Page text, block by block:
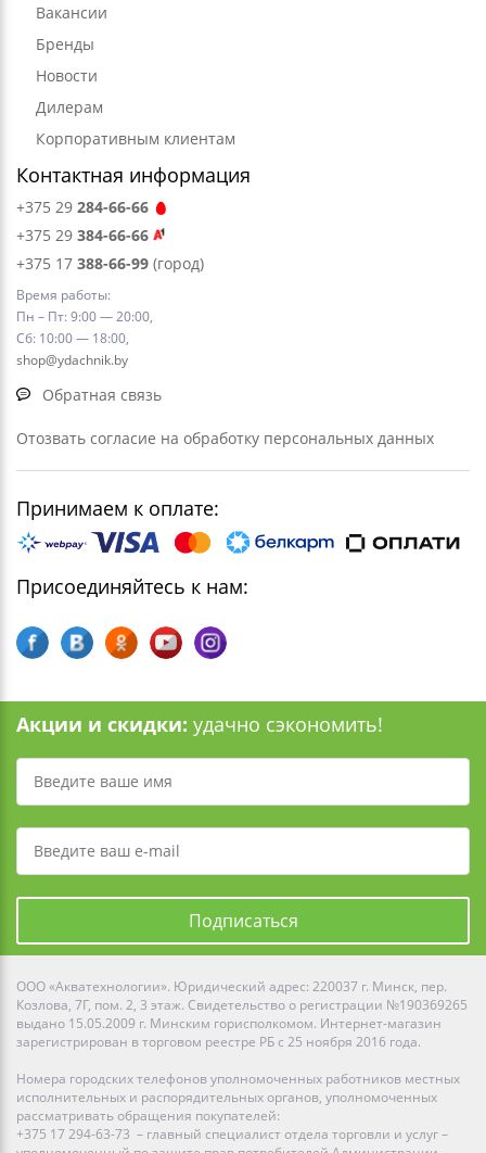
Вакансии
Бренды
Новости
Дилерам
Корпоративным клиентам
Контактная информация
+375 29 284-66-66
+375 29 384-66-66
+375 17 388-66-99 (город)
Время работы:
Пн – Пт: 9:00 — 20:00,
Сб: 10:00 — 18:00,
shop@ydachnik.by
Обратная связь
Отозвать согласие на обработку персональных данных
Принимаем к оплате:
Присоединяйтесь к нам:
Акции и скидки: удачно сэкономить!
Подписаться
ООО «Акватехнологии». Юридический адрес: 220037 г. Минск, пер.
Козлова, 7Г, пом. 2, 3 этаж. Свидетельство о регистрации №190369265
выдано 15.05.2009 г. Минским горисполкомом. Интернет-магазин
зарегистрирован в торговом реестре РБ с 25 ноября 2016 года.
Номера городских телефонов уполномоченных работников местных
исполнительных и распорядительных органов, уполномоченных
рассматривать обращения покупателей:
+375 17 294-63-73 – главный специалист отдела торговли и услуг –